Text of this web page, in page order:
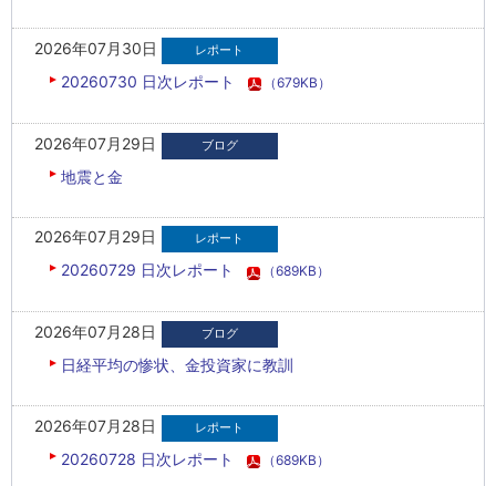
2026年07月30日
20260730 日次レポート
（679KB）
2026年07月29日
地震と金
2026年07月29日
20260729 日次レポート
（689KB）
2026年07月28日
日経平均の惨状、金投資家に教訓
2026年07月28日
20260728 日次レポート
（689KB）